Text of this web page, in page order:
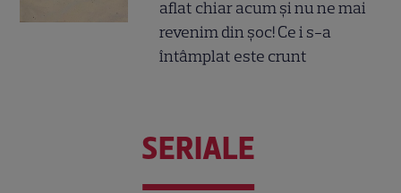
aflat chiar acum și nu ne mai
revenim din șoc! Ce i s-a
întâmplat este crunt
SERIALE